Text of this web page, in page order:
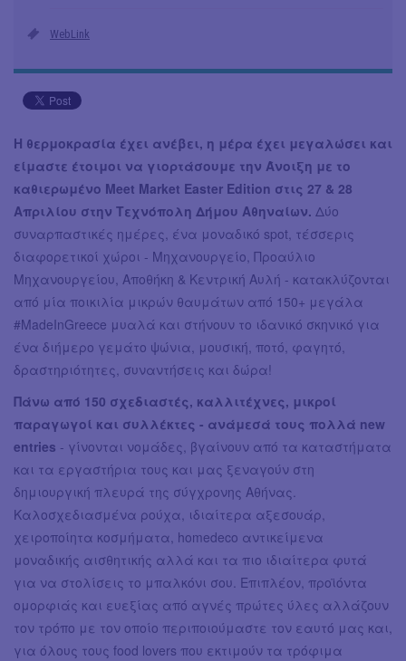
WebLink
H θερμοκρασία έχει ανέβει, η μέρα έχει μεγαλώσει και
είμαστε έτοιμοι να γιορτάσουμε την Άνοιξη με το
καθιερωμένο Meet Market Easter Edition στις 27 & 28
Απριλίου στην Τεχνόπολη Δήμου Αθηναίων. Δύο
συναρπαστικές ημέρες, ένα μοναδικό spot, τέσσερις
διαφορετικοί χώροι - Μηχανουργείο, Προαύλιο
Μηχανουργείου, Αποθήκη & Κεντρική Αυλή - κατακλύζονται
από μία ποικιλία μικρών θαυμάτων από 150+ μεγάλα
#ΜadeΙnGreece μυαλά και στήνουν το ιδανικό σκηνικό για
ένα διήμερο γεμάτο ψώνια, μουσική, ποτό, φαγητό,
δραστηριότητες, συναντήσεις και δώρα!
Πάνω από 150 σχεδιαστές, καλλιτέχνες, μικροί
παραγωγοί και συλλέκτες - ανάμεσά τους πολλά new
entries - γίνονται νομάδες, βγαίνουν από τα καταστήματα
και τα εργαστήρια τους και μας ξεναγούν στη
δημιουργική πλευρά της σύγχρονης Αθήνας.
Καλοσχεδιασμένα ρούχα, ιδιαίτερα αξεσουάρ,
χειροποίητα κοσμήματα, homedeco αντικείμενα
μοναδικής αισθητικής αλλά και τα πιο ιδιαίτερα φυτά
για να στολίσεις το μπαλκόνι σου. Επιπλέον, προϊόντα
ομορφιάς και ευεξίας από αγνές πρώτες ύλες αλλάζουν
τον τρόπο με τον οποίο περιποιούμαστε τον εαυτό μας και,
για όλους τους food lovers που εκτιμούν τα τρόφιμα